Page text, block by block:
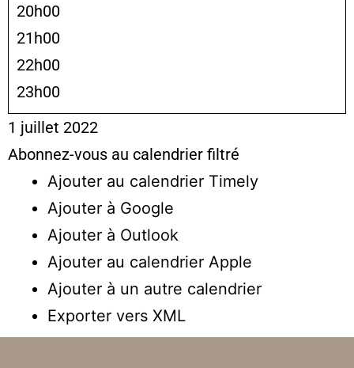
20h00
21h00
22h00
23h00
1 juillet 2022
Abonnez-vous au calendrier filtré
Ajouter au calendrier Timely
Ajouter à Google
Ajouter à Outlook
Ajouter au calendrier Apple
Ajouter à un autre calendrier
Exporter vers XML